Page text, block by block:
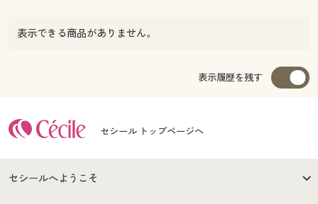
表示できる商品がありません。
表示履歴を残す
セシール トップページへ
セシールへようこそ